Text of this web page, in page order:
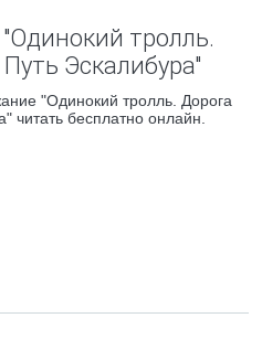
тролль.
Эскалибура"
"Одинокий тролль. Дорога
читать бесплатно онлайн.